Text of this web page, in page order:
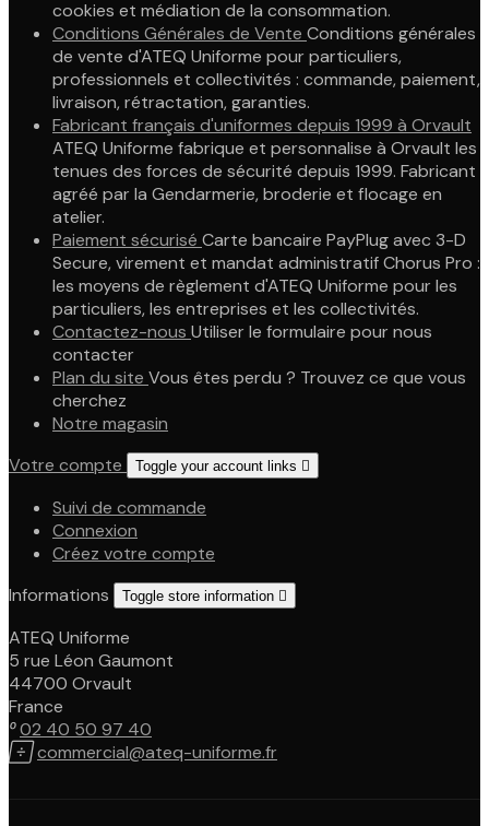
cookies et médiation de la consommation.
Conditions Générales de Vente Conditions générales
de vente d'ATEQ Uniforme pour particuliers,
professionnels et collectivités : commande, paiement,
livraison, rétractation, garanties.
Fabricant français d'uniformes depuis 1999 à Orvault
ATEQ Uniforme fabrique et personnalise à Orvault les
tenues des forces de sécurité depuis 1999. Fabricant
agréé par la Gendarmerie, broderie et flocage en
atelier.
Paiement sécurisé Carte bancaire PayPlug avec 3-D
Secure, virement et mandat administratif Chorus Pro :
les moyens de règlement d'ATEQ Uniforme pour les
particuliers, les entreprises et les collectivités.
Contactez-nous Utiliser le formulaire pour nous
contacter
Plan du site Vous êtes perdu ? Trouvez ce que vous
cherchez
Notre magasin
Votre compte
Toggle your account links 
Suivi de commande
Connexion
Créez votre compte
Informations
Toggle store information 
ATEQ Uniforme
5 rue Léon Gaumont
44700 Orvault
France
02 40 50 97 40
commercial@ateq-uniforme.fr